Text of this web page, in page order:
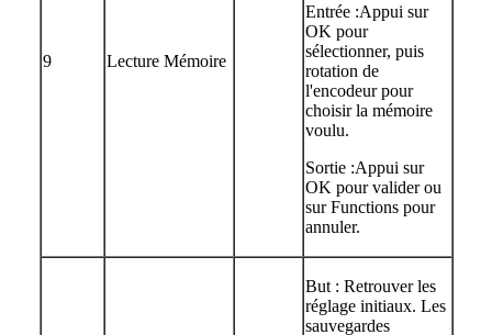
9 Lecture Mémoire
Entrée :Appui sur
OK pour
sélectionner, puis
rotation de
l'encodeur pour
choisir la mémoire
voulu.
Sortie :Appui sur
OK pour valider ou
sur Functions pour
annuler.
But : Retrouver les
réglage initiaux. Les
sauvegardes